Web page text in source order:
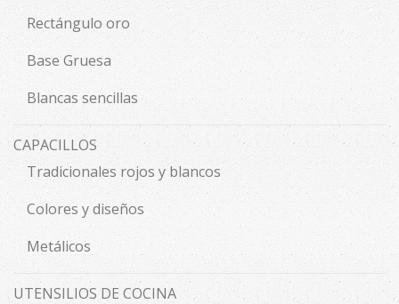
Rectángulo oro
Base Gruesa
Blancas sencillas
CAPACILLOS
Tradicionales rojos y blancos
Colores y diseños
Metálicos
UTENSILIOS DE COCINA